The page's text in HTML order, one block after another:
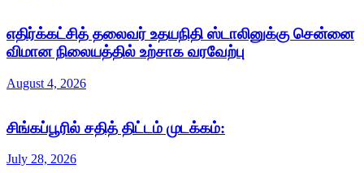
எதிர்க்கட்சித் தலைவர் உதயநிதி ஸ்டாலினுக்கு சென்னை
விமான நிலையத்தில் உற்சாக வரவேற்பு
August 4, 2026
சிங்கப்பூரில் சதித் திட்டம் முடக்கம்:
July 28, 2026